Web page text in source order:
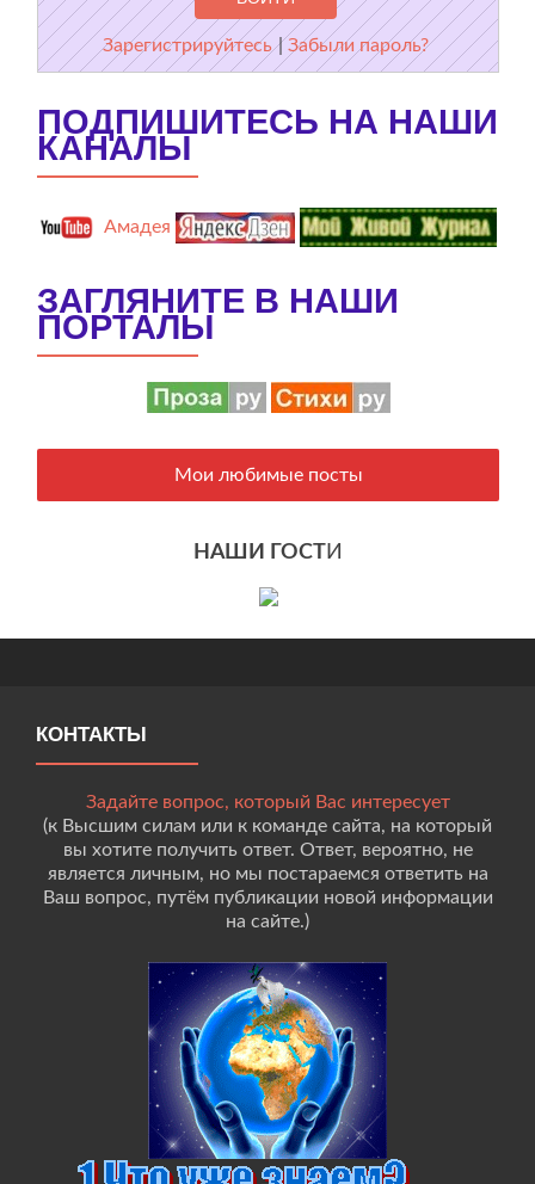
Зарегистрируйтесь |Забыли пароль?
ПОДПИШИТЕСЬ НА НАШИ
КАНАЛЫ
Амадея
ЗАГЛЯНИТЕ В НАШИ
ПОРТАЛЫ
Мои любимые посты
НАШИ ГОСТИ
КОНТАКТЫ
Задайте вопрос, который Вас интересует
(к Высшим силам или к команде сайта, на который
вы хотите получить ответ. Ответ, вероятно, не
является личным, но мы постараемся ответить на
Ваш вопрос, путём публикации новой информации
на сайте.)